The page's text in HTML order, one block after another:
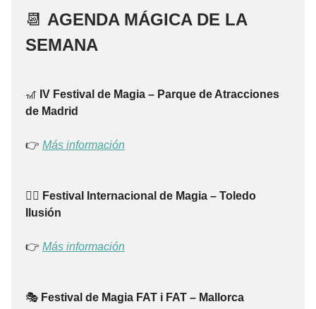
📆 AGENDA MÁGICA DE LA
SEMANA
🎢 IV Festival de Magia – Parque de Atracciones
de Madrid
👉 Más información
🧙‍♂️ Festival Internacional de Magia – Toledo
Ilusión
👉 Más información
🎭 Festival de Magia FAT i FAT – Mallorca